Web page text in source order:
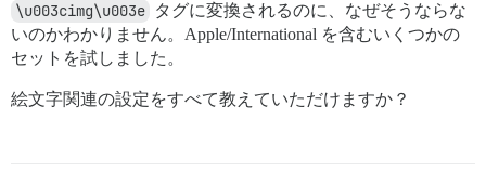
\u003cimg\u003e タグに変換されるのに、なぜそうならな
いのかわかりません。Apple/International を含むいくつかの
セットを試しました。
絵文字関連の設定をすべて教えていただけますか？